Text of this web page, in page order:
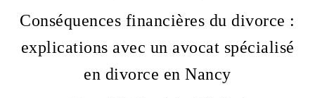
Conséquences financières du divorce :
explications avec un avocat spécialisé
en divorce en Nancy